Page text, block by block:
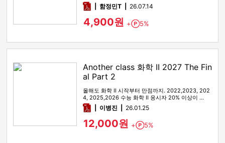
pdf함정민T 26.07.14
4,900원 + Point
5%
Another class 화학 II 2027 The Fin
al Part 2
올해도 화학 II 시작부터 만점까지. 2022,2023, 202
4, 2025,2026 수능 화학 II 응시자 20% 이상이 …
pdf이병진 26.01.25
12,000원 + Point
5%